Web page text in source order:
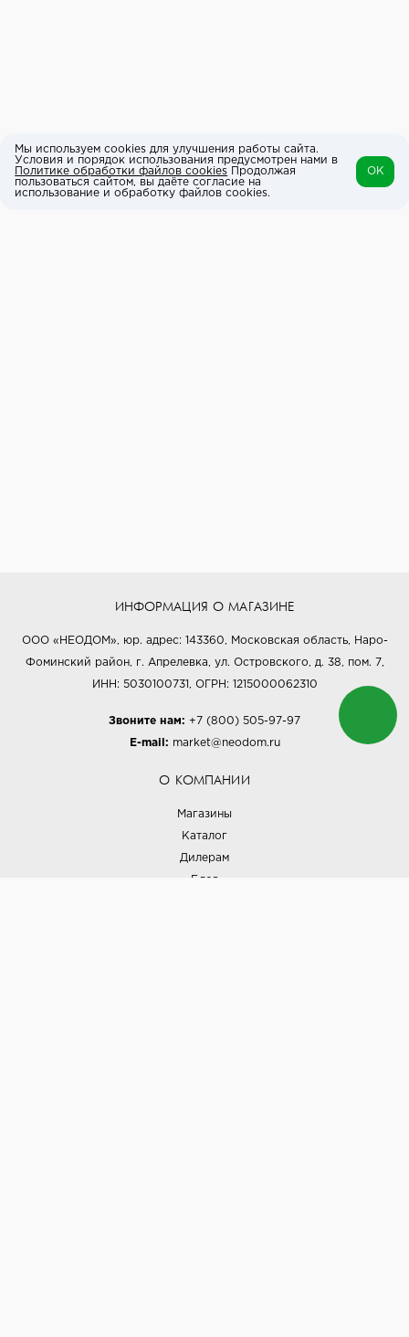
ИНФОРМАЦИЯ О МАГАЗИНЕ
ООО «НЕОДОМ», юр. адрес: 143360, Московская область, Наро-
Фоминский район, г. Апрелевка, ул. Островского, д. 38, пом. 7,
ИНН: 5030100731, ОГРН: 1215000062310
Звоните нам: +7 (800) 505-97-97
E-mail: market@neodom.ru
О КОМПАНИИ
Магазины
Каталог
Дилерам
Блог
Мы используем cookies для улучшения работы сайта.
Условия и порядок использования предусмотрен нами в
Политике обработки файлов cookies Продолжая
пользоваться сайтом, вы даёте согласие на
использование и обработку файлов cookies.
OK